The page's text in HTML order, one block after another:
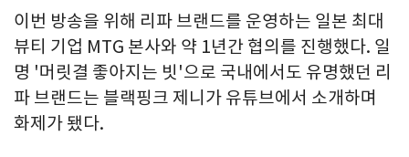
이번 방송을 위해 리파 브랜드를 운영하는 일본 최대
뷰티 기업 MTG 본사와 약 1년간 협의를 진행했다. 일
명 '머릿결 좋아지는 빗'으로 국내에서도 유명했던 리
파 브랜드는 블랙핑크 제니가 유튜브에서 소개하며
화제가 됐다.